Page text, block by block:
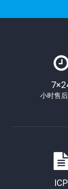
小时售
ICP